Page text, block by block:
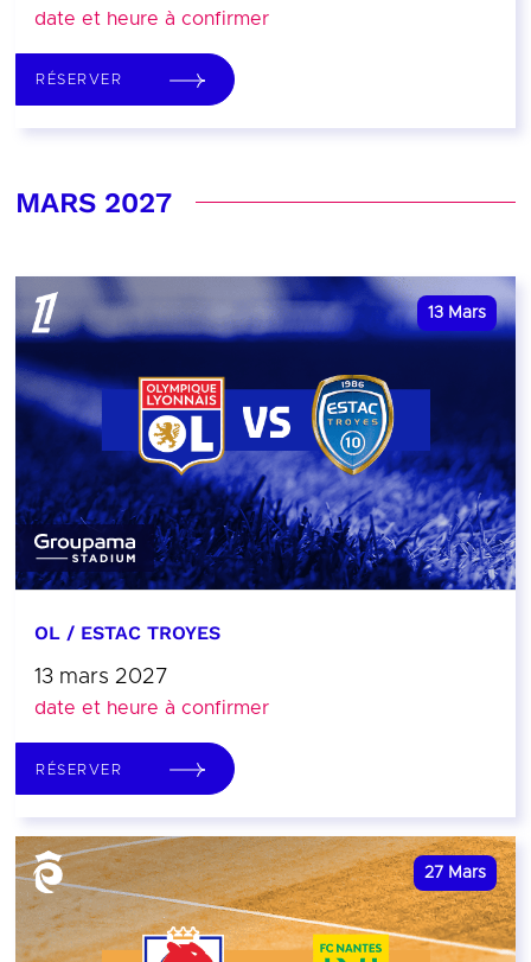
date et heure à confirmer
RÉSERVER
MARS 2027
13 Mars
OL / ESTAC TROYES
13 mars 2027
date et heure à confirmer
RÉSERVER
27 Mars